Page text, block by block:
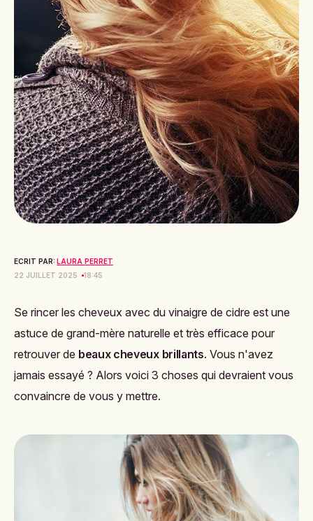
ECRIT PAR: LAURA PERRET
22 JUILLET 2025
18:45
Se rincer les cheveux avec du vinaigre de cidre est une
astuce de grand-mère naturelle et très efficace pour
retrouver de beaux cheveux brillants. Vous n'avez
jamais essayé ? Alors voici 3 choses qui devraient vous
convaincre de vous y mettre.